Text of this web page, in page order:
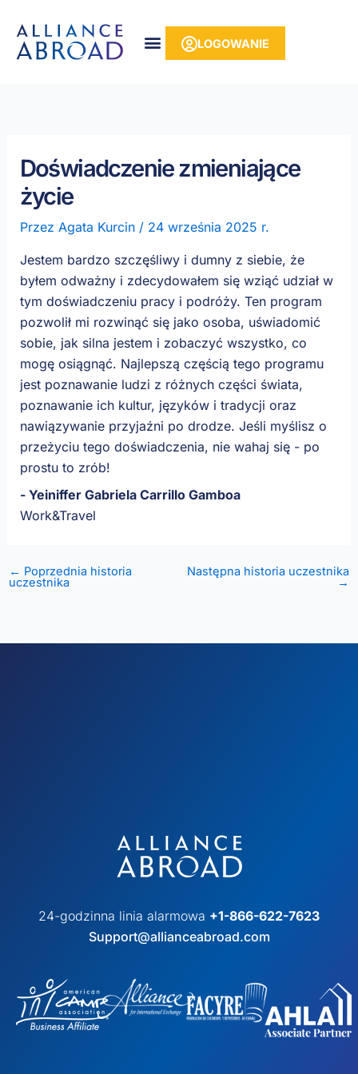
treści
treści
LOGOWANIE
Doświadczenie zmieniające
życie
Przez Agata Kurcin / 24 września 2025 r.
Jestem bardzo szczęśliwy i dumny z siebie, że
byłem odważny i zdecydowałem się wziąć udział w
tym doświadczeniu pracy i podróży. Ten program
pozwolił mi rozwinąć się jako osoba, uświadomić
sobie, jak silna jestem i zobaczyć wszystko, co
mogę osiągnąć. Najlepszą częścią tego programu
jest poznawanie ludzi z różnych części świata,
poznawanie ich kultur, języków i tradycji oraz
nawiązywanie przyjaźni po drodze. Jeśli myślisz o
przeżyciu tego doświadczenia, nie wahaj się - po
prostu to zrób!
- Yeiniffer Gabriela Carrillo Gamboa
Work&Travel
← Poprzednia historia
uczestnika
Następna historia uczestnika
→
24-godzinna linia alarmowa +1-866-622-7623
Support@allianceabroad.com